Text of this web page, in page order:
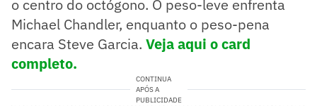
o centro do octógono. O peso-leve enfrenta
Michael Chandler, enquanto o peso-pena
encara Steve Garcia. Veja aqui o card
completo.
CONTINUA
APÓS A
PUBLICIDADE